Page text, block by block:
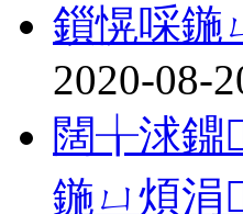
鎻愰啋
2020-08-
闊╁浗鐤
鍦ㄩ煩涓